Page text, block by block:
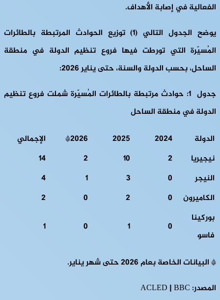
الفعالية في إصابة الأهداف.
يوضح الجدول التالي (1) توزيع الحوادث المرتبطة بالطائرات
المُسيّرة التي تورطت فيها فروع تنظيم الدولة في منطقة
الساحل، بحسب الدولة والسنة، حتى يناير 2026:
جدول 1: حوادث مرتبطة بالطائرات المُسيّرة شملت فروع تنظيم
الدولة في منطقة الساحل
الدولة 2024
2025
2026*
الإجمالي
نيجيريا
2
10
2
14
النيجر
0
3
1
4
الكاميرون
0
2
0
2
بوركينا
فاسو
0
1
0
1
* البيانات الخاصة بعام 2026 حتى شهر يناير.
المصدر: ACLED | BBC